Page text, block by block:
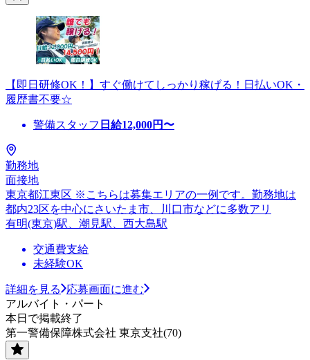
【即日研修OK！】すぐ働けてしっかり稼げる！日払いOK・
履歴書不要☆
警備スタッフ 日給12,000円〜
勤務地
面接地
東京都江東区 ※こちらは募集エリアの一例です。勤務地は
都内23区を中心にさいたま市、川口市などに多数アリ
有明(東京)駅、潮見駅、西大島駅
交通費支給
未経験OK
詳細を見る
応募画面に進む
アルバイト・パート
本日で掲載終了
第一警備保障株式会社 東京支社(70)